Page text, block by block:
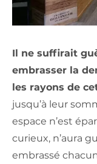
Il ne suffirait
embrasser la
les rayons de
jusqu’à leur
espace n’est
curieux, n’aura
embrassé